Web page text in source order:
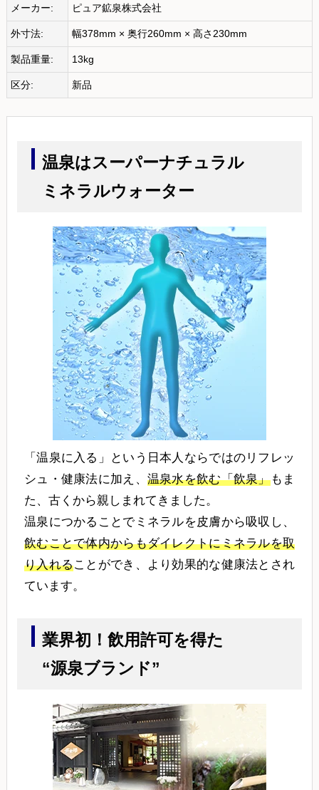
メーカー: ピュア鉱泉株式会社
外寸法: 幅378mm × 奥行260mm × 高さ230mm
製品重量: 13kg
区分: 新品
温泉はスーパーナチュラル
ミネラルウォーター
「温泉に入る」という日本人ならではのリフレッ
シュ・健康法に加え、 温泉水を飲む「飲泉」もま
た、古くから親しまれてきました。
温泉につかることでミネラルを皮膚から吸収し、
飲むことで体内からもダイレクトにミネラルを取
り入れることができ、より効果的な健康法とされ
ています。
業界初！飲用許可を得た
“源泉ブランド”